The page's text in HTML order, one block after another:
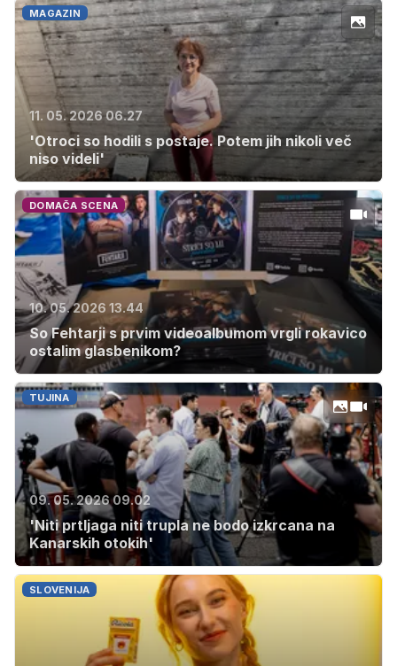
MAGAZIN
11. 05. 2026 06.27
'Otroci so hodili s postaje. Potem jih nikoli več
niso videli'
DOMAČA SCENA
10. 05. 2026 13.44
So Fehtarji s prvim videoalbumom vrgli rokavico
ostalim glasbenikom?
TUJINA
09. 05. 2026 09.02
'Niti prtljaga niti trupla ne bodo izkrcana na
Kanarskih otokih'
SLOVENIJA